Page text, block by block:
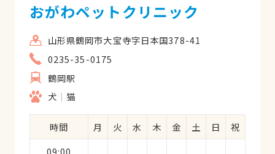
おがわペットクリニック
山形県鶴岡市大宝寺字日本国378-41
0235-35-0175
鶴岡駅
犬
猫
時間 月 火 水 木 金 土 日
祝